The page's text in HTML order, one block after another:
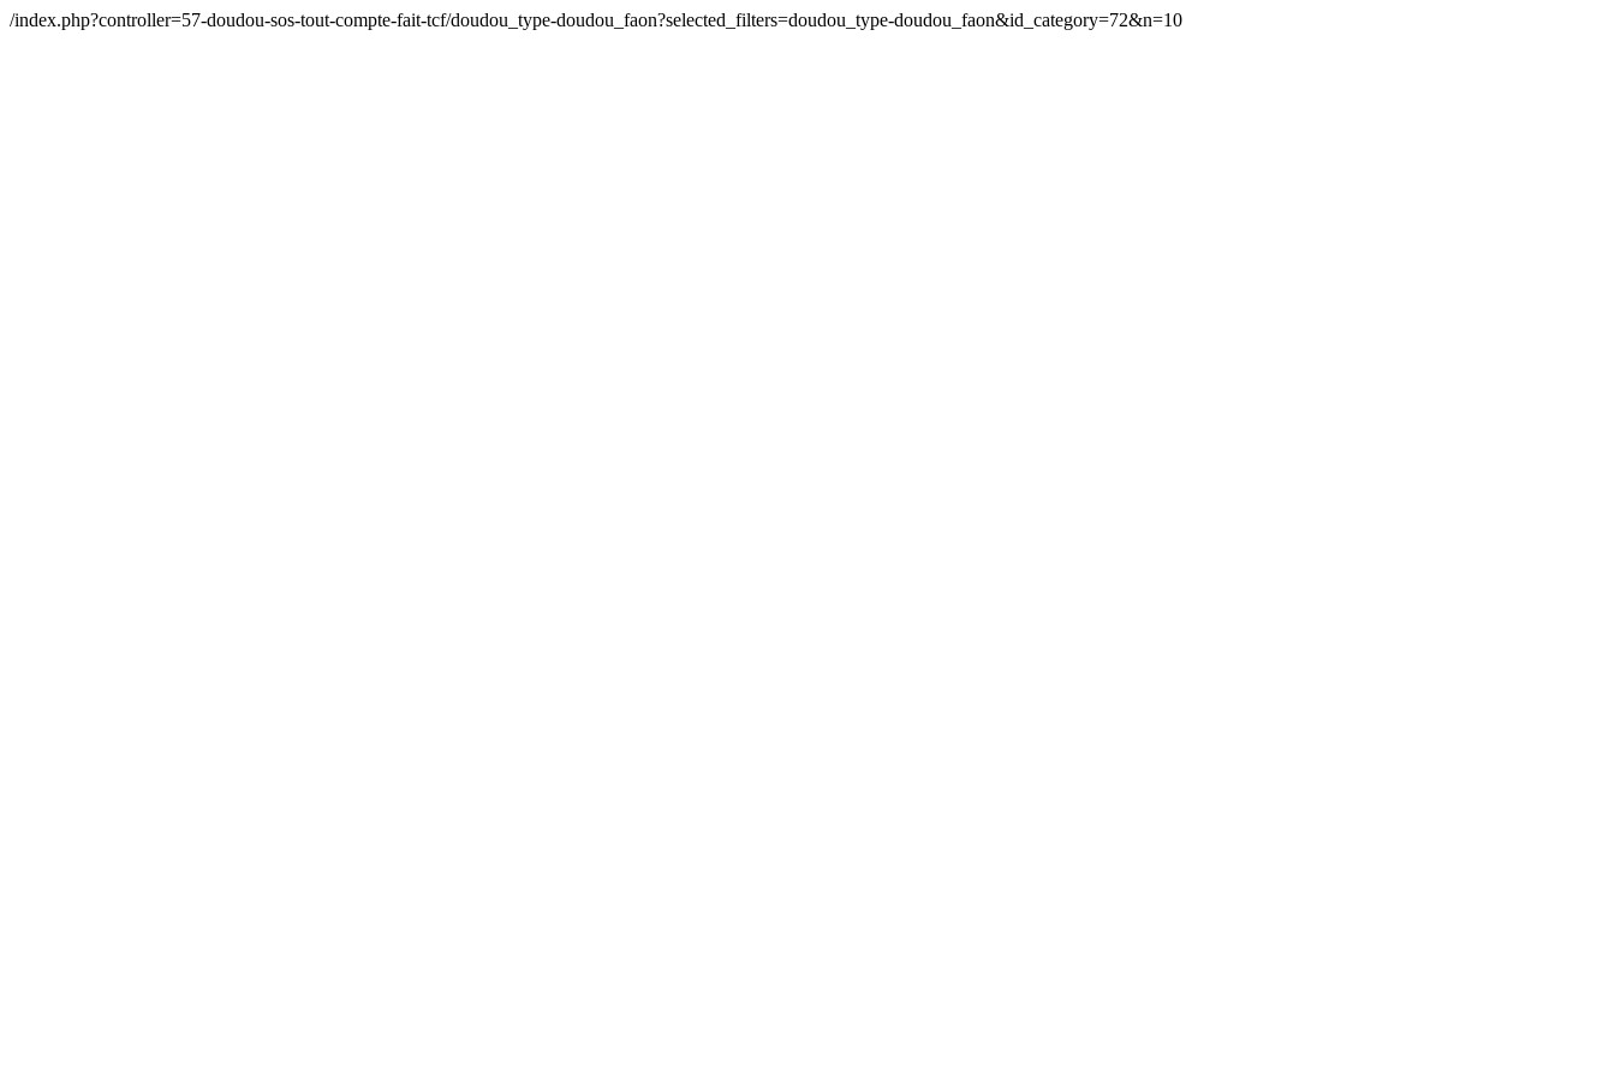
/index.php?controller=57-doudou-sos-tout-compte-fait-tcf/doudou_type-doudou_faon?selected_filters=doudou_type-doudou_faon&id_category=72&n=10